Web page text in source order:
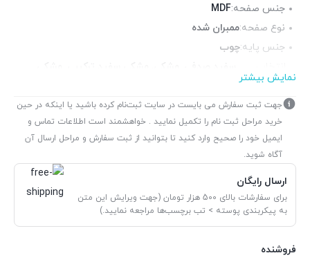
جنس صفحه:MDF
نوع صفحه:ممبران شده
جنس پایه:چوب
رنگ:
کشو:دارد
تعداد کشو: 3 عدد
جنس قالب: MDF
نمایش بیشتر
جهت ثبت سفارش می بایست در سایت ثبت‌نام کرده باشید یا اینکه در حین
خرید مراحل ثبت نام را تکمیل نمایید . خواهشمند است اطلاعات تماس و
ایمیل خود را صحیح وارد کنید تا بتوانید از ثبت سفارش و مراحل ارسال آن
آگاه شوید.
ارسال رایگان
برای سفارشات بالای 500 هزار تومان (جهت ویرایش این متن
به پیکربندی پوسته > تب برچسب‌ها مراجعه نمایید.)
فروشنده